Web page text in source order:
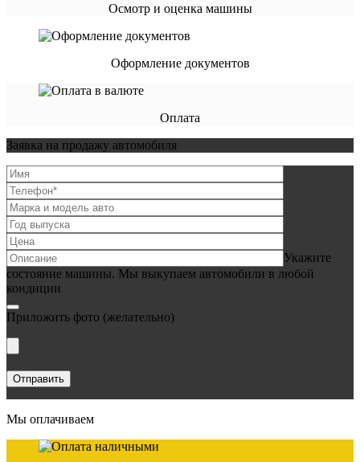
Осмотр и оценка машины
Оформление документов
Оплата
Заявка на продажу автомобиля
Укажите
состояние машины. Мы выкупаем автомобили в любой
кондиции
Приложить фото (желательно)
Мы оплачиваем